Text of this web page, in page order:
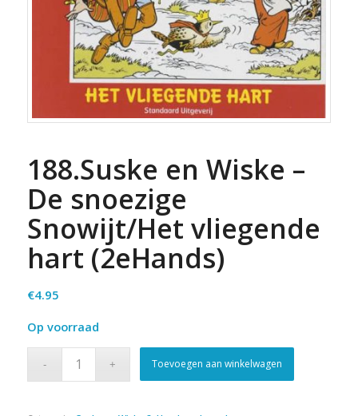
188.Suske en Wiske –
De snoezige
Snowijt/Het vliegende
hart (2eHands)
€4.95
Op voorraad
Toevoegen aan winkelwagen